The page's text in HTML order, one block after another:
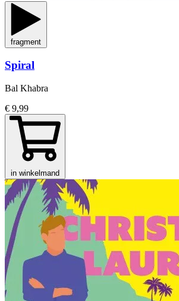
fragment
Spiral
Bal Khabra
€ 9,99
in winkelmand